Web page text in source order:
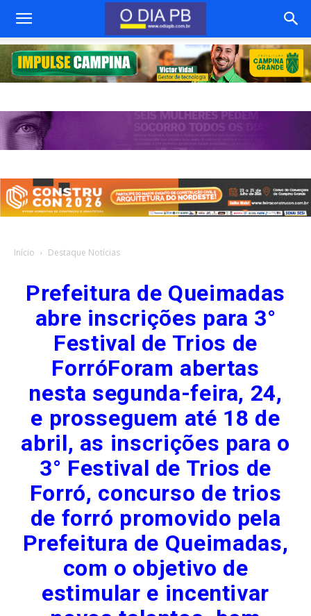
Início Destaque Notícias
Prefeitura de Queimadas
abre inscrições para 3°
Festival de Trios de
ForróForam abertas
nesta segunda-feira, 24,
e prosseguem até 18 de
abril, as inscrições para o
3° Festival de Trios de
Forró, concurso de trios
de forró promovido pela
Prefeitura de Queimadas,
com o objetivo de
estimular e incentivar